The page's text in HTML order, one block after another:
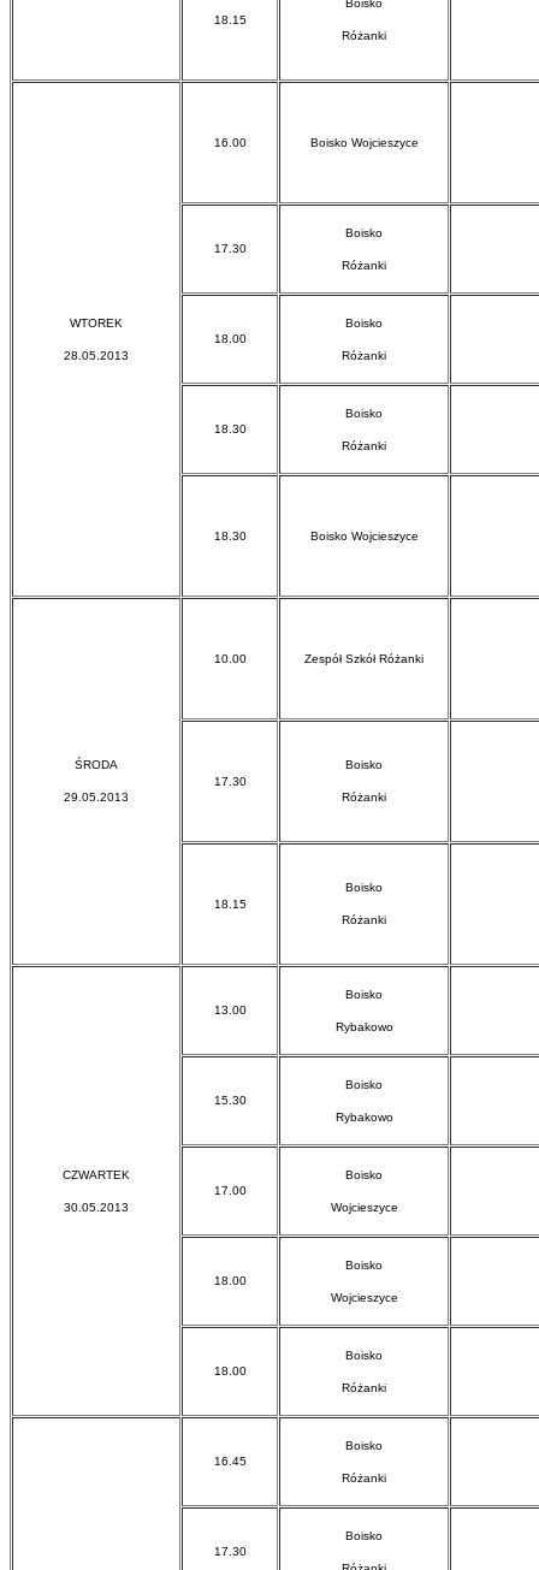
18.15
Boisko
Różanki
WTOREK
28.05.2013
16.00 Boisko Wojcieszyce
17.30
Boisko
Różanki
18.00
Boisko
Różanki
18.30
Boisko
Różanki
18.30 Boisko Wojcieszyce
ŚRODA
29.05.2013
10.00 Zespół Szkół Różanki
17.30
Boisko
Różanki
18.15
Boisko
Różanki
CZWARTEK
30.05.2013
13.00
Boisko
Rybakowo
15.30
Boisko
Rybakowo
17.00
Boisko
Wojcieszyce
18.00
Boisko
Wojcieszyce
18.00
Boisko
Różanki
16.45
Boisko
Różanki
17.30
Boisko